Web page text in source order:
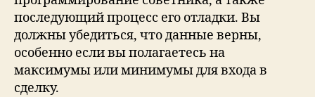
последующий процесс его отладки. Вы
должны убедиться, что данные верны,
особенно если вы полагаетесь на
максимумы или минимумы для входа в
сделку.